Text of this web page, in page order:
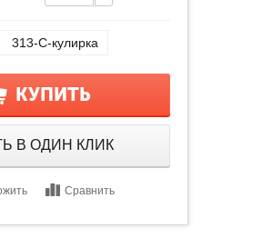
313-С-кулирка
КУПИТЬ
В ОДИН КЛИК
Сравнить